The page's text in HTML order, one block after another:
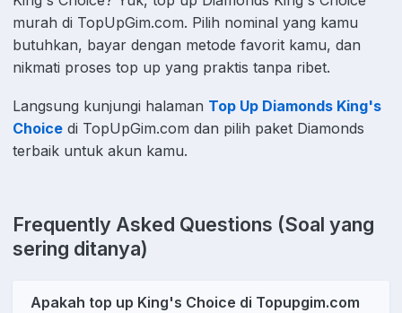
murah di TopUpGim.com. Pilih nominal yang kamu
butuhkan, bayar dengan metode favorit kamu, dan
nikmati proses top up yang praktis tanpa ribet.
Langsung kunjungi halaman Top Up Diamonds King's
Choice di TopUpGim.com dan pilih paket Diamonds
terbaik untuk akun kamu.
Frequently Asked Questions (Soal yang
sering ditanya)
Apakah top up King's Choice di Topupgim.com